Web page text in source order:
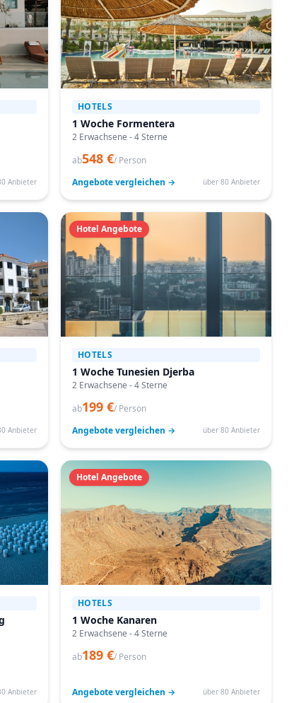
Anbieter
HOTELS
1 Woche Formentera
2 Erwachsene - 4 Sterne
ab548 €/ Person
Angebote vergleichen →
über 80 Anbieter
Anbieter
Hotel Angebote
HOTELS
1 Woche Tunesien Djerba
2 Erwachsene - 4 Sterne
ab199 €/ Person
Angebote vergleichen →
über 80 Anbieter
Anbieter
Hotel Angebote
HOTELS
1 Woche Kanaren
2 Erwachsene - 4 Sterne
ab189 €/ Person
Angebote vergleichen → über 80 Anbieter